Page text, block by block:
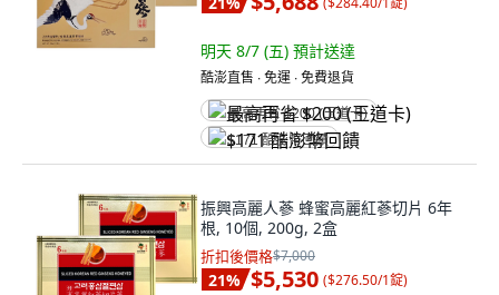
明天 8/7 (五) 預計送達
酷澎直售 ∙ 免運 ∙ 免費退貨
最高再省 $200 (王道卡)
$171 酷澎幣回饋
振興高麗人蔘 蜂蜜高麗紅蔘切片 6年
根, 10個, 200g, 2盒
折扣後價格$7,000
21% $5,530 ($276.50/1錠)